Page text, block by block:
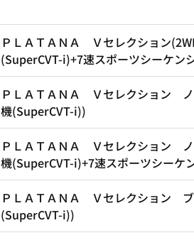
ＰＬＡＴＡＮＡ Ｖセレクション
(SuperCVT-i)+7速スポーツシーケン
ＰＬＡＴＡＮＡ Ｖセレクション ノ
機(SuperCVT-i))
ＰＬＡＴＡＮＡ Ｖセレクション ノ
機(SuperCVT-i)+7速スポーツシーケ
ＰＬＡＴＡＮＡ Ｖセレクション ブ
(SuperCVT-i))